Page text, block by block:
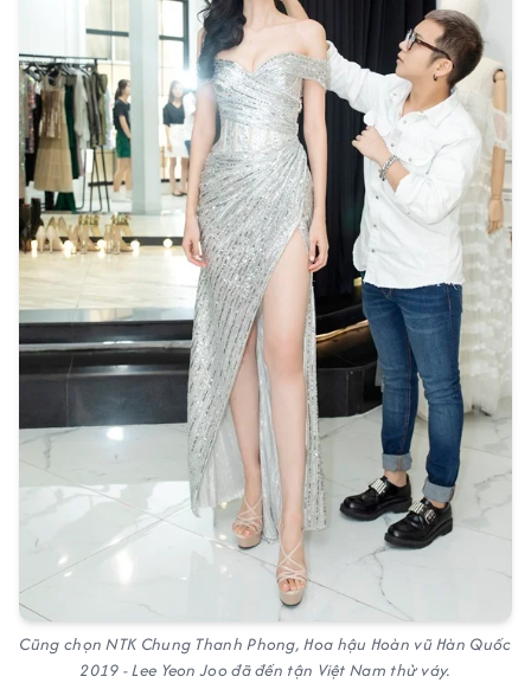
Cũng chọn NTK Chung Thanh Phong, Hoa hậu Hoàn vũ Hàn Quốc
2019 - Lee Yeon Joo đã đến tận Việt Nam thử váy.